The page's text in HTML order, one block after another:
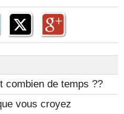
combien de temps ??
vous croyez